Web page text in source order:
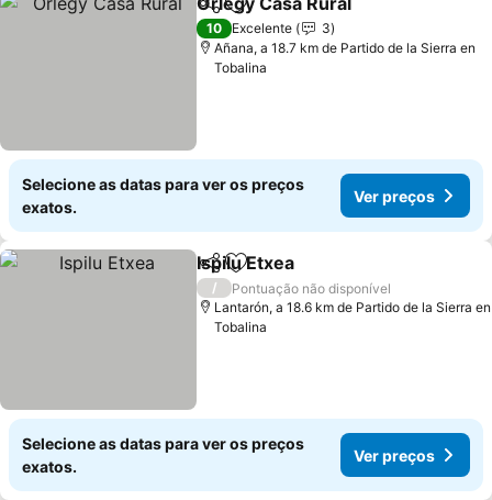
PartilharAdicionar aos favoritos
10 Excelente
3
Añana, a 18.7 km de Partido de la Sierra en
Tobalina
Selecione as datas para ver os preços
exatos.
Ver preços
PartilharAdicionar aos favoritos
Ispilu Etxea
/
Pontuação não disponível
Lantarón, a 18.6 km de Partido de la Sierra en
Tobalina
Selecione as datas para ver os preços
exatos.
Ver preços